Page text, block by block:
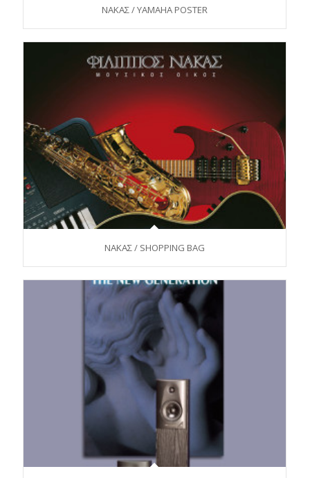
ΝΑΚΑΣ / YAMAHA POSTER
ΝΑΚΑΣ / SHOPPING BAG